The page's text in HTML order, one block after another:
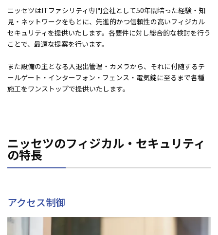
ニッセツはITファシリティ専門会社として50年間培った経験・知
見・ネットワークをもとに、先進的かつ信頼性の高いフィジカル
セキュリティを提供いたします。各要件に対し総合的な検討を行う
ことで、最適な提案を行います。
また設備の主となる入退出管理・カメラから、それに付随するテ
ールゲート・インターフォン・フェンス・電気錠に至るまで各種
施工をワンストップで提供いたします。
ニッセツのフィジカル・セキュリティ
の特長
アクセス制御